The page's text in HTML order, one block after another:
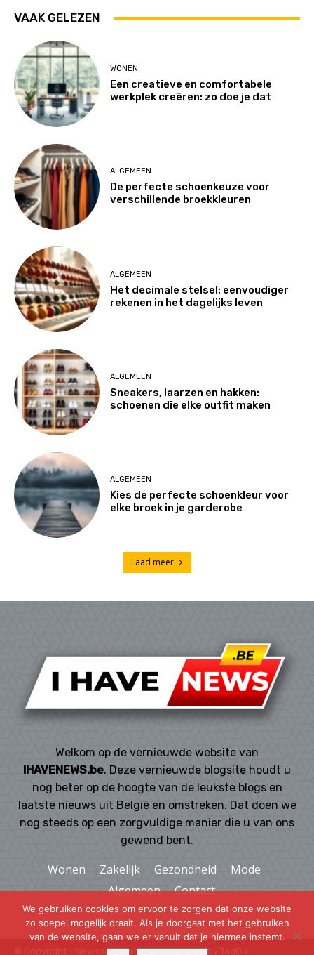
Welkom op de vernieuwde website van
IHAVENEWS.be. Deze vernieuwde blogsite houdt u
nog beter op de hoogte van de leukste blogs en
laatste nieuws uit België en omstreken. Dat doen we
nog steeds op een zorgvuldige manier die u van ons
gewend bent.
Wonen Zakelijk Gezondheid
Mode
Algemeen
Contact
© Copyright - Newspaper WordPress Theme by TagDiv
We gebruiken cookies om ervoor te zorgen dat onze website
zo soepel mogelijk draait. Als je doorgaat met het gebruiken
van de website, gaan we er vanuit dat je hiermee instemt.